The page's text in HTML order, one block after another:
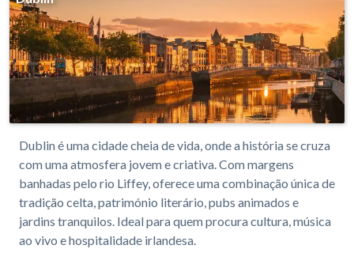
Dublin é uma cidade cheia de vida, onde a história se cruza
com uma atmosfera jovem e criativa. Com margens
banhadas pelo rio Liffey, oferece uma combinação única de
tradição celta, património literário, pubs animados e
jardins tranquilos. Ideal para quem procura cultura, música
ao vivo e hospitalidade irlandesa.